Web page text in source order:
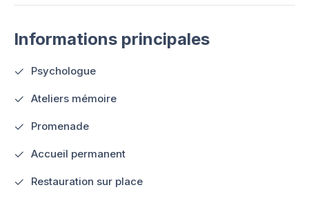
Informations principales
Psychologue
Ateliers mémoire
Promenade
Accueil permanent
Restauration sur place